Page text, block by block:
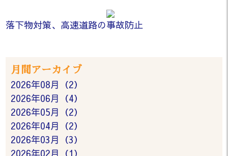
落下物対策、高速道路の事故防止
月間アーカイブ
2026年08月（2）
2026年06月（4）
2026年05月（2）
2026年04月（2）
2026年03月（3）
2026年02月（1）